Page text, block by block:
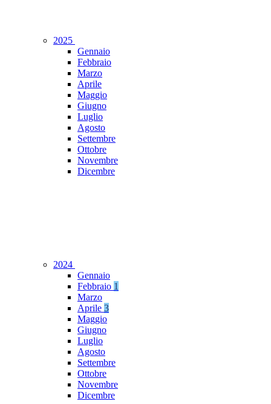
2025
Gennaio
Febbraio
Marzo
Aprile
Maggio
Giugno
Luglio
Agosto
Settembre
Ottobre
Novembre
Dicembre
2024
Gennaio
Febbraio 1
Marzo
Aprile 3
Maggio
Giugno
Luglio
Agosto
Settembre
Ottobre
Novembre
Dicembre